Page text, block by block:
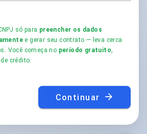
só para preencher os dados
e gerar seu contrato — leva cerca
Você começa no período gratuito,
crédito.
Continuar